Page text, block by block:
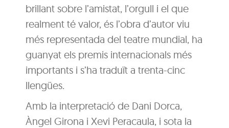
brillant sobre l’amistat, l’orgull i el que
realment té valor, és l’obra d’autor viu
més representada del teatre mundial, ha
guanyat els premis internacionals més
importants i s’ha traduït a trenta-cinc
llengües.
Amb la interpretació de Dani Dorca,
Àngel Girona i Xevi Peracaula, i sota la